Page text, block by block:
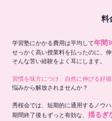
料
学習塾にかかる費用は平均して年間
せっかく高い授業料を払ったのに、伸
そんな苦い経験をよく耳にします。
習慣を味方につけ、自然に伸びる好
悩みから解放されませんか？
秀桜会では、短期的に通用するノウハ
期間終了後もずっと有効な、 揺るぎ